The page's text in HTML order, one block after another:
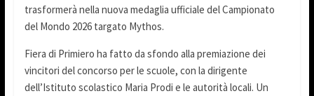
trasformerà nella nuova medaglia ufficiale del Campionato
del Mondo 2026 targato Mythos.
Fiera di Primiero ha fatto da sfondo alla premiazione dei
vincitori del concorso per le scuole, con la dirigente
dell’Istituto scolastico Maria Prodi e le autorità locali. Un